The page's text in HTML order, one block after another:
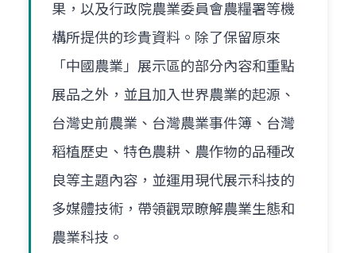
果，以及行政院農業委員會農糧署等機
構所提供的珍貴資料。除了保留原來
「中國農業」展示區的部分內容和重點
展品之外，並且加入世界農業的起源、
台灣史前農業、台灣農業事件簿、台灣
稻植歷史、特色農耕、農作物的品種改
良等主題內容，並運用現代展示科技的
多媒體技術，帶領觀眾瞭解農業生態和
農業科技。